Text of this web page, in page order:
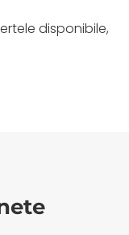
disponibile,